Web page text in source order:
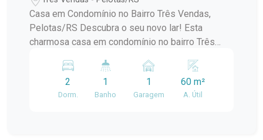
condomínio no bairro Três Vendas é
perfeita para quem busca conforto e
praticidade. Com 2 dormitórios, a
aconchegante e
Casa em Condomínio no Bairro Três Vendas,
Pelotas/RS Descubra o seu novo lar! Esta
charmosa casa em condomínio no bairro Três
praticidade. Com 2 dormitórios, a propriedade
oferece um espaço aconchegante e funcional,
ideal para famílias ou casais.
2
Dorm.
1
Banho
1
Garagem
60 m²
A. Útil